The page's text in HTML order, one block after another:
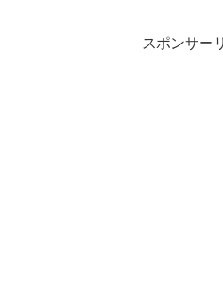
スポンサー